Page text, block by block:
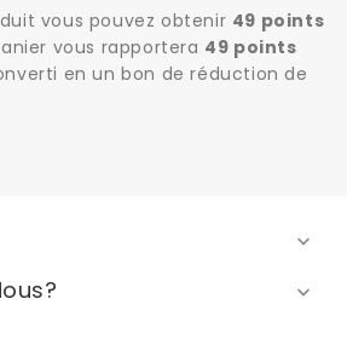
vous pouvez obtenir 49 points
vous rapportera 49 points
en un bon de réduction de

